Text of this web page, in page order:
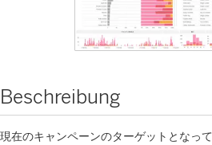
Beschreibung
現在のキャンペーンのターゲットとなっ